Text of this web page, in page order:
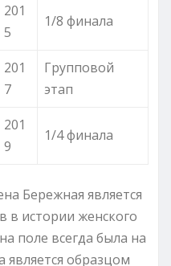
201
5
1/8 финала
201
7
Групповой
этап
201
9
1/4 финала
Бережная является
в истории женского
поле всегда была на
образцом